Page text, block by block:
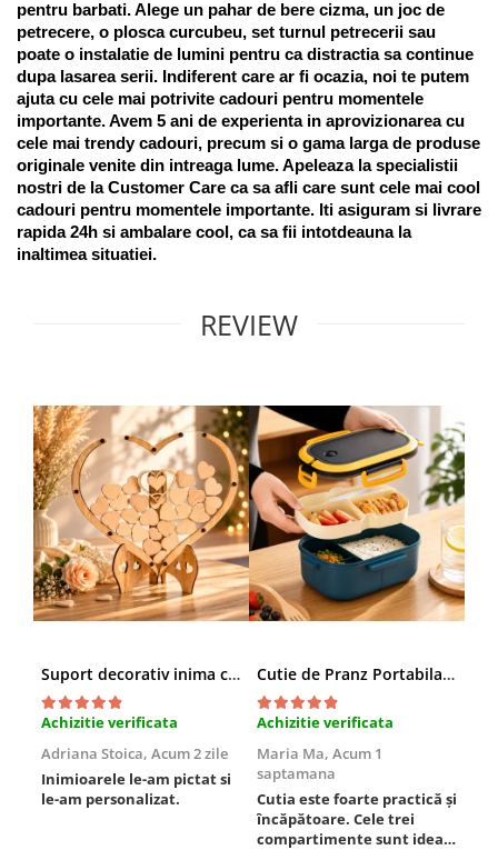
pentru barbati. Alege un pahar de bere cizma, un joc de
petrecere, o plosca curcubeu, set turnul petrecerii sau
poate o instalatie de lumini pentru ca distractia sa continue
dupa lasarea serii. Indiferent care ar fi ocazia, noi te putem
ajuta cu cele mai potrivite cadouri pentru momentele
importante. Avem 5 ani de experienta in aprovizionarea cu
cele mai trendy cadouri, precum si o gama larga de produse
originale venite din intreaga lume. Apeleaza la specialistii
nostri de la Customer Care ca sa afli care sunt cele mai cool
cadouri pentru momentele importante. Iti asiguram si livrare
rapida 24h si ambalare cool, ca sa fii intotdeauna la
inaltimea situatiei.
REVIEW
Suport decorativ inima cu mesaje, Cadou cu suflet
Achizitie verificata
Adriana Stoica, Acum 2 zile
Inimioarele le-am pictat si
le-am personalizat.
Cutie de Pranz Portabila cu Compartimente
Achizitie verificata
Maria Ma, Acum 1
saptamana
Cutia este foarte practică și
încăpătoare. Cele trei
compartimente sunt ideale